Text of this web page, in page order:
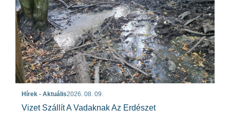
Hírek - Aktuális2026. 08. 09.
Vizet Szállít A Vadaknak Az Erdészet